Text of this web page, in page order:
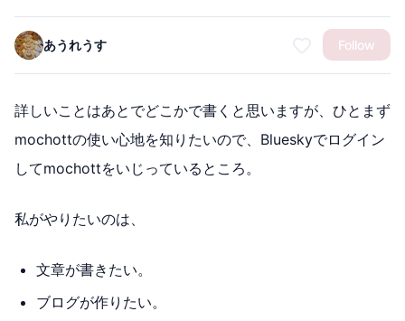
あうれうす Follow
詳しいことはあとでどこかで書くと思いますが、ひとまず
mochottの使い心地を知りたいので、Blueskyでログイン
してmochottをいじっているところ。
私がやりたいのは、
文章が書きたい。
ブログが作りたい。